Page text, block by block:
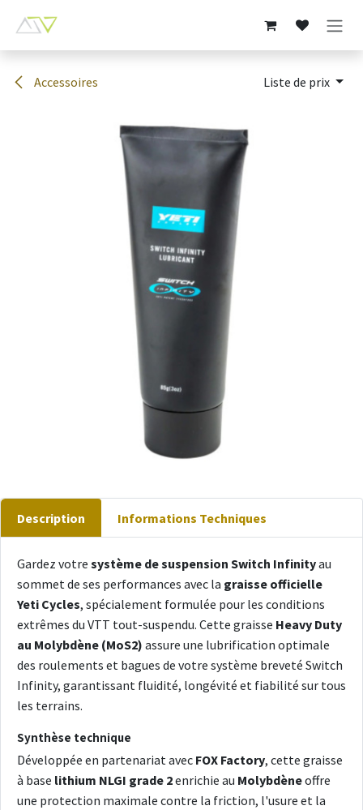
Accessoires Liste de prix
Description Informations Techniques
Gardez votre système de suspension Switch Infinityau
sommet de ses performances avec la graisse officielle
Yeti Cycles, spécialement formulée pour les conditions
extrêmes du VTT tout-suspendu. Cette graisse Heavy Duty
au Molybdène (MoS2) assure une lubrification optimale
des roulements et bagues de votre système breveté Switch
Infinity, garantissant fluidité, longévité et fiabilité sur tous
les terrains.
Synthèse technique
Développée en partenariat avec FOX Factory, cette graisse
à base lithium NLGI grade 2enrichie au Molybdèneoffre
une protection maximale contre la friction, l'usure et la